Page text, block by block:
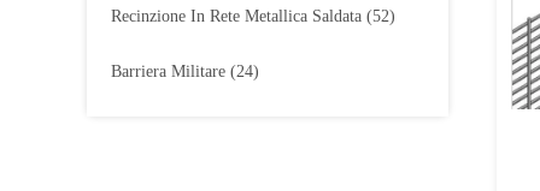
Recinzione In Rete Metallica Saldata (52)
Barriera Militare (24)